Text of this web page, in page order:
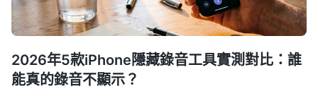
2026年5款iPhone隱藏錄音工具實測對比：誰
能真的錄音不顯示？